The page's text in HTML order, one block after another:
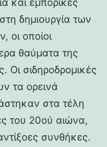
δημιουργία των
οι οποίοι
θαύματα της
Οι σιδηροδρομικές
τα ορεινά
στα τέλη
του 20ού αιώνα,
συνθήκες.